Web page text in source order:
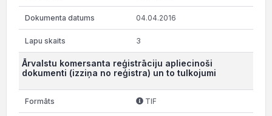
04.04.2016
3
Ārvalstu komersanta reģistrāciju apliecinoši
dokumenti (izziņa no reģistra) un to tulkojumi
TIF